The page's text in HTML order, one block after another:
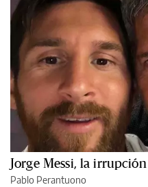
Jorge Messi, la
Pablo Perantuono